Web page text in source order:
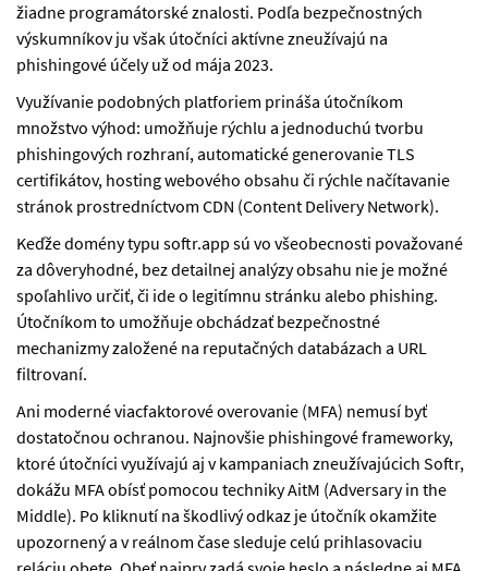
žiadne programátorské znalosti. Podľa bezpečnostných
výskumníkov ju však útočníci aktívne zneužívajú na
phishingové účely už od mája 2023.
Využívanie podobných platforiem prináša útočníkom
množstvo výhod: umožňuje rýchlu a jednoduchú tvorbu
phishingových rozhraní, automatické generovanie TLS
certifikátov, hosting webového obsahu či rýchle načítavanie
stránok prostredníctvom CDN (Content Delivery Network).
Keďže domény typu softr.app sú vo všeobecnosti považované
za dôveryhodné, bez detailnej analýzy obsahu nie je možné
spoľahlivo určiť, či ide o legitímnu stránku alebo phishing.
Útočníkom to umožňuje obchádzať bezpečnostné
mechanizmy založené na reputačných databázach a URL
filtrovaní.
Ani moderné viacfaktorové overovanie (MFA) nemusí byť
dostatočnou ochranou. Najnovšie phishingové frameworky,
ktoré útočníci využívajú aj v kampaniach zneužívajúcich Softr,
dokážu MFA obísť pomocou techniky AitM (Adversary in the
Middle). Po kliknutí na škodlivý odkaz je útočník okamžite
upozornený a v reálnom čase sleduje celú prihlasovaciu